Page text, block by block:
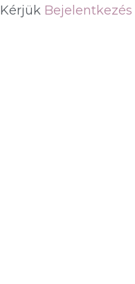
Kérjük Bejelentkezés